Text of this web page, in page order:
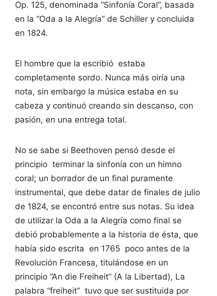
Op. 125, denominada “Sinfonía Coral”, basada
en la “Oda a la Alegría” de Schiller y concluida
en 1824.
El hombre que la escribió estaba
completamente sordo. Nunca más oiría una
nota, sin embargo la música estaba en su
cabeza y continuó creando sin descanso, con
pasión, en una entrega total.
No se sabe si Beethoven pensó desde el
principio terminar la sinfonía con un himno
coral; un borrador de un final puramente
instrumental, que debe datar de finales de julio
de 1824, se encontró entre sus notas. Su idea
de utilizar la Oda a la Alegría como final se
debió probablemente a la historia de ésta, que
había sido escrita en 1765 poco antes de la
Revolución Francesa, titulándose en un
principio “An die Freiheit” (A la Libertad), La
palabra “freiheit” tuvo que ser sustituida por